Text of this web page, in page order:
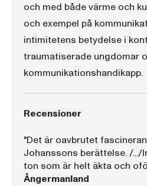
och med både värme och
och exempel på
intimitetens betydelse i
traumatiserade ungdomar
kommunikationshandikapp.
Recensioner
"Det är oavbrutet
Johanssons berättelse. /.../
ton som är helt äkta och
Ångermanland